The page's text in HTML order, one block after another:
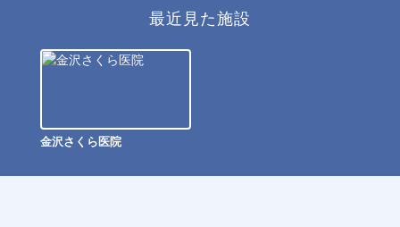
最近見た施設
金沢さくら医院